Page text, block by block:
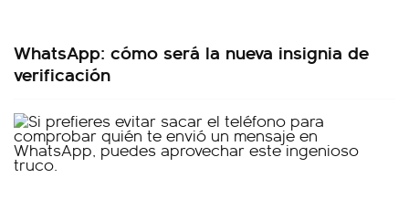
WhatsApp: cómo será la nueva insignia de
verificación